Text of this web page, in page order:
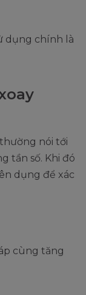
dụng chính là
nói tới
tần số. Khi đó
dụng để xác
cùng tăng